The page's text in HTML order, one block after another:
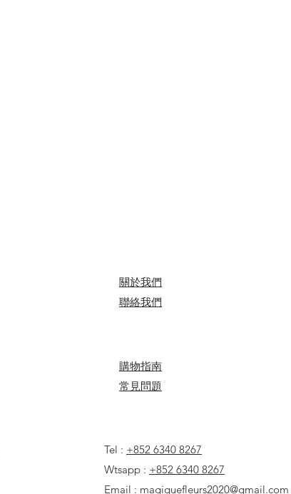
關於我們
​聯絡我們
​​購物指南
​常見問題
Tel : +852 6340 8267
Wtsapp : +852 6340 8267
Email : magiquefleurs2020@gmail.com